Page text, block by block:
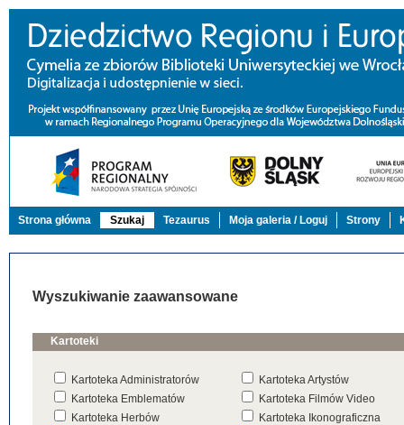
Strona główna Szukaj Tezaurus Moja galeria / Loguj Strony
Wyszukiwanie zaawansowane
Kartoteki
Kartoteka Administratorów
Kartoteka Artystów
Kartoteka Emblematów
Kartoteka Filmów Video
Kartoteka Herbów
Kartoteka Ikonograficzna